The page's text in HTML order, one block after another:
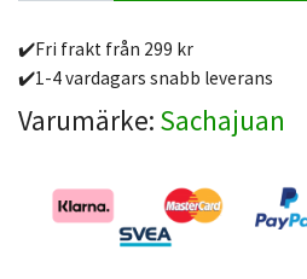
✔️Fri frakt från 299 kr
✔️1-4 vardagars snabb leverans
Varumärke: Sachajuan